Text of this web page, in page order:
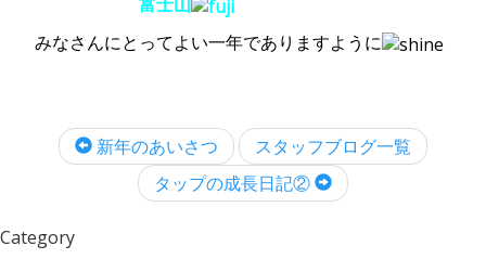
みなさんにとってよい一年でありますように
新年のあいさつ
スタッフブログ一覧
タップの成長日記②
Category